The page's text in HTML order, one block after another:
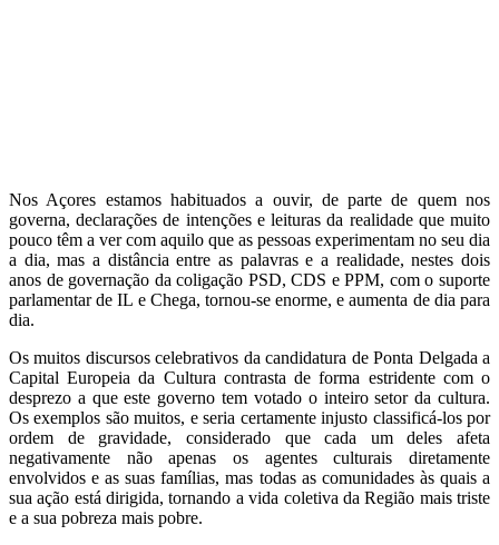
Nos Açores estamos habituados a ouvir, de parte de quem nos
governa, declarações de intenções e leituras da realidade que muito
pouco têm a ver com aquilo que as pessoas experimentam no seu dia
a dia, mas a distância entre as palavras e a realidade, nestes dois
anos de governação da coligação PSD, CDS e PPM, com o suporte
parlamentar de IL e Chega, tornou-se enorme, e aumenta de dia para
dia.
Os muitos discursos celebrativos da candidatura de Ponta Delgada a
Capital Europeia da Cultura contrasta de forma estridente com o
desprezo a que este governo tem votado o inteiro setor da cultura.
Os exemplos são muitos, e seria certamente injusto classificá-los por
ordem de gravidade, considerado que cada um deles afeta
negativamente não apenas os agentes culturais diretamente
envolvidos e as suas famílias, mas todas as comunidades às quais a
sua ação está dirigida, tornando a vida coletiva da Região mais triste
e a sua pobreza mais pobre.